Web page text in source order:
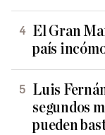
El Gran
país
Luis
segundos
pueden